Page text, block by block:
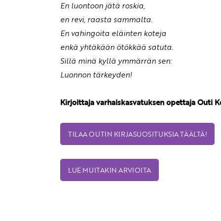
En luontoon jätä roskia,
en revi, raasta sammalta.
En vahingoita eläinten koteja
enkä yhtäkään ötökkää satuta.
Sillä minä kyllä ymmärrän sen:
Luonnon tärkeyden!
Kirjoittaja varhaiskasvatuksen opettaja Outi
TILAA OUTIN KIRJASUOSITUKSIA TÄÄLTÄ!
LUE MUITAKIN ARVIOITA